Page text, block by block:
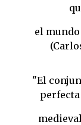
el
"El